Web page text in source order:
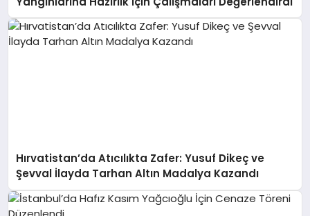
Hırvatistan’da Atıcılıkta Zafer: Yusuf Dikeç ve
Şevval İlayda Tarhan Altın Madalya Kazandı